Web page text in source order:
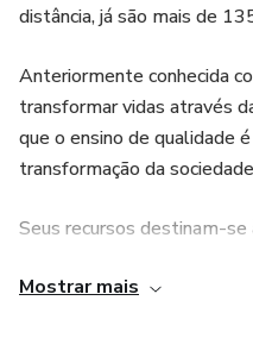
distância, já são mais de
Anteriormente conhecida
transformar vidas através
que o ensino de qualidade
transformação da
Seus recursos destinam-se
gratuitos voltados para o
Mostrar mais